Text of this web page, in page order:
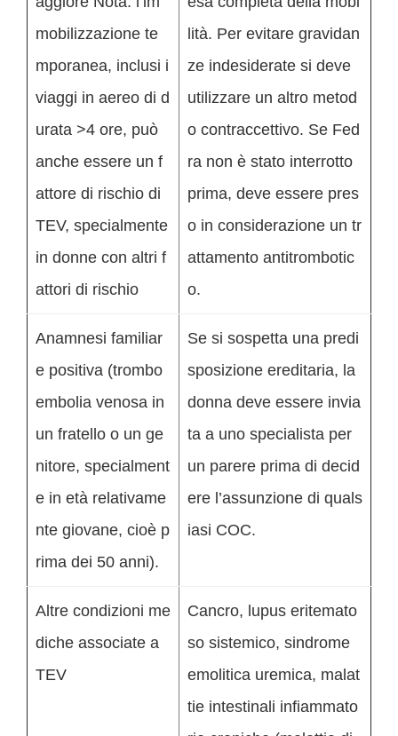
mobilizzazione te
mporanea, inclusi i
viaggi in aereo di d
urata >4 ore, può
anche essere un f
attore di rischio di
TEV, specialmente
in donne con altri f
attori di rischio
lità. Per evitare gravidan
ze indesiderate si deve
utilizzare un altro metod
o contraccettivo. Se Fed
ra non è stato interrotto
prima, deve essere pres
o in considerazione un tr
attamento antitrombotic
o.
Anamnesi familiar
e positiva (trombo
embolia venosa in
un fratello o un ge
nitore, specialment
e in età relativame
nte giovane, cioè p
rima dei 50 anni).
Se si sospetta una predi
sposizione ereditaria, la
donna deve essere invia
ta a uno specialista per
un parere prima di decid
ere l’assunzione di quals
iasi COC.
Altre condizioni me
diche associate a
TEV
Cancro, lupus eritemato
so sistemico, sindrome
emolitica uremica, malat
tie intestinali infiammato